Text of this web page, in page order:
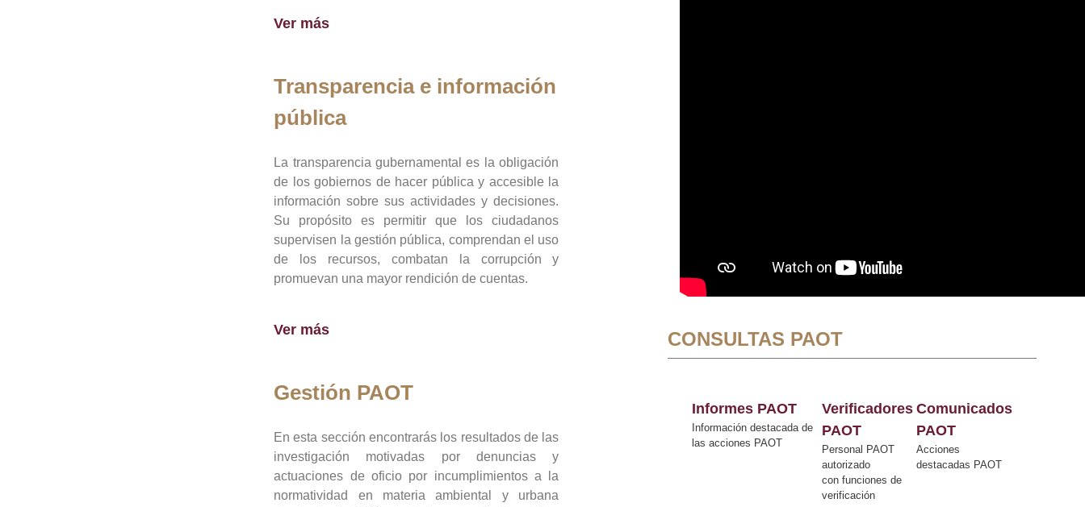
Ver más
Transparencia e información
pública
La transparencia gubernamental es la obligación
de los gobiernos de hacer pública y accesible la
información sobre sus actividades y decisiones.
Su propósito es permitir que los ciudadanos
supervisen la gestión pública, comprendan el uso
de los recursos, combatan la corrupción y
promuevan una mayor rendición de cuentas.
Ver más
Gestión PAOT
En esta sección encontrarás los resultados de las
investigación motivadas por denuncias y
actuaciones de oficio por incumplimientos a la
normatividad en materia ambiental y urbana
CONSULTAS PAOT
Informes PAOT
Información destacada de
las acciones PAOT
Verificadores
PAOT
Personal PAOT
autorizado
con funciones de
verificación
Comunicados
PAOT
Acciones
destacadas PAOT